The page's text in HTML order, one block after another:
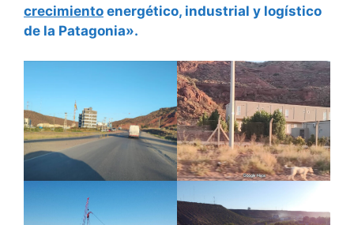
crecimiento energético, industrial y logístico
de la Patagonia».